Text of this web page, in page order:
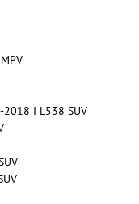
2018 I L538 SUV